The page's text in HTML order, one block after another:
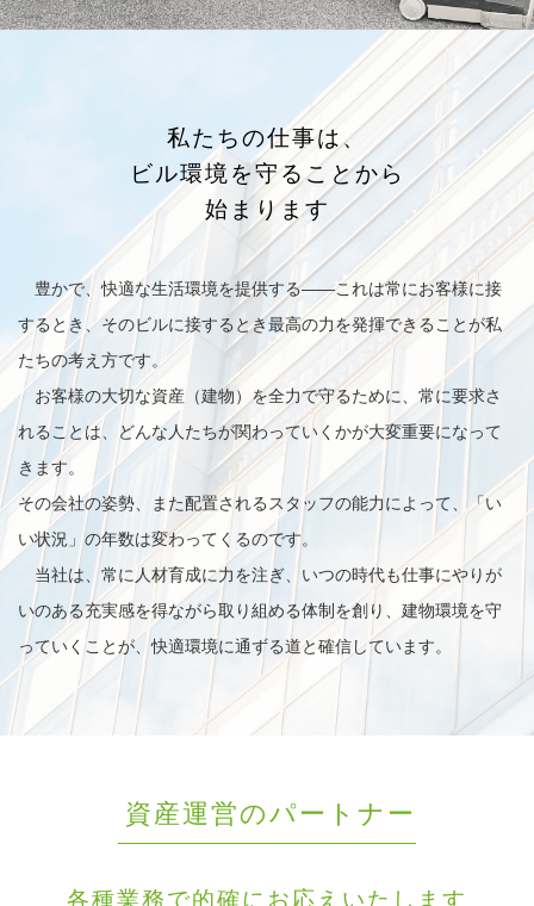
私たちの仕事は、
ビル環境を守ることから
始まります
豊かで、快適な生活環境を提供する——これは常にお客様に接
するとき、そのビルに接するとき最高の力を発揮できることが私
たちの考え方です。
お客様の大切な資産（建物）を全力で守るために、常に要求さ
れることは、どんな人たちが関わっていくかが大変重要になって
きます。
その会社の姿勢、また配置されるスタッフの能力によって、「い
い状況」の年数は変わってくるのです。
当社は、常に人材育成に力を注ぎ、いつの時代も仕事にやりが
いのある充実感を得ながら取り組める体制を創り、建物環境を守
っていくことが、快適環境に通ずる道と確信しています。
資産運営のパートナー
各種業務で的確にお応えいたします